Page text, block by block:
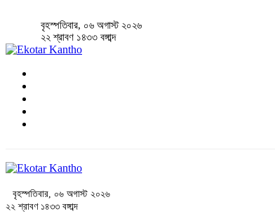
বৃহস্পতিবার, ০৬ অগাস্ট ২০২৬
২২ শ্রাবণ ১৪৩৩ বঙ্গাব্দ
বৃহস্পতিবার, ০৬ অগাস্ট ২০২৬
২২ শ্রাবণ ১৪৩৩ বঙ্গাব্দ